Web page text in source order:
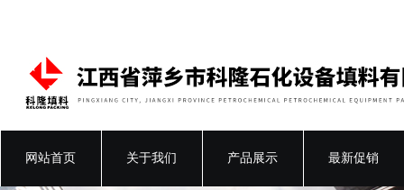
网站首页 关于我们 产品展示 最新促销